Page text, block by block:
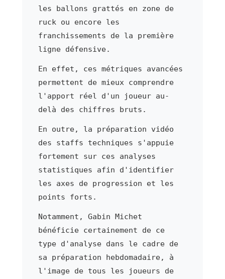
les ballons grattés en zone de
ruck ou encore les
franchissements de la première
ligne défensive.
En effet, ces métriques avancées
permettent de mieux comprendre
l'apport réel d'un joueur au-
delà des chiffres bruts.
En outre, la préparation vidéo
des staffs techniques s'appuie
fortement sur ces analyses
statistiques afin d'identifier
les axes de progression et les
points forts.
Notamment, Gabin Michet
bénéficie certainement de ce
type d'analyse dans le cadre de
sa préparation hebdomadaire, à
l'image de tous les joueurs de